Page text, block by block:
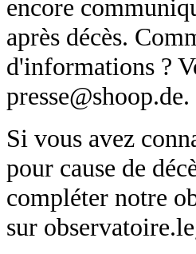
encore
après décès.
d'informations ?
presse@shoop.de.
Si vous avez
pour cause de
compléter notre
sur